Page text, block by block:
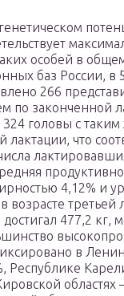
особей в
баз России, в
266
по законченной
головы с
лактации, что
4,12% и
возрасте третьей
477,2 кг,
в
Республике